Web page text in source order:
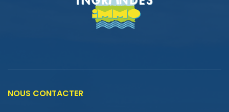
NOUS CONTACTER